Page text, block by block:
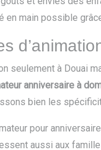
en main possible
seulement à Douai
anniversaire à
bien les
pour
aussi aux